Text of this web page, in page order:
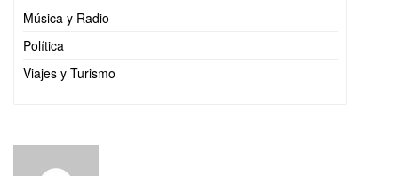
Música y Radio
Política
Viajes y Turismo